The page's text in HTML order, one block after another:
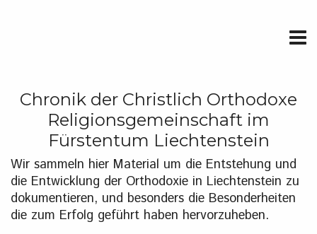
Chronik der Christlich Orthodoxe
Religionsgemeinschaft im
Fürstentum Liechtenstein
Wir sammeln hier Material um die Entstehung und
die Entwicklung der Orthodoxie in Liechtenstein zu
dokumentieren, und besonders die Besonderheiten
die zum Erfolg geführt haben hervorzuheben.